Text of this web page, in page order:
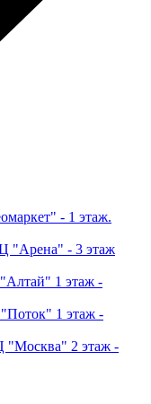
- 1 этаж.
"Арена" - 3 этаж
1 этаж -
1 этаж -
"Москва" 2 этаж -